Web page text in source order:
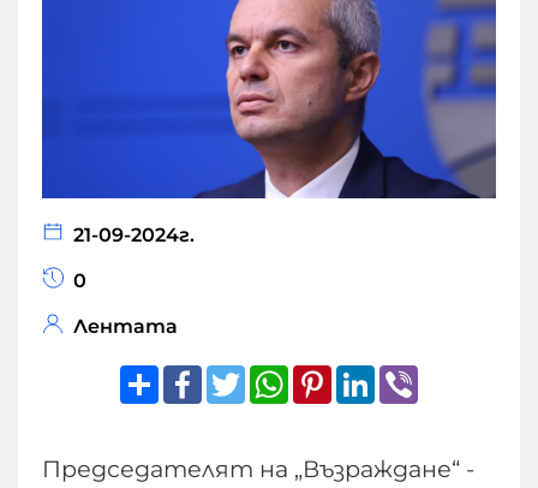
21-09-2024г.
0
Лентата
ShareFacebook
TwitterWhatsApp
Pinterest
LinkedIn
Председателят на „Възраждане“ -